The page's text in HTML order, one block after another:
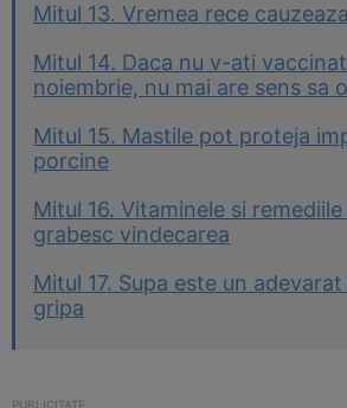
Mitul 13. Vremea rece
Mitul 14. Daca nu v-ati
noiembrie, nu mai are sens sa
Mitul 15. Mastile pot proteja
porcine
Mitul 16. Vitaminele si
grabesc vindecarea
Mitul 17. Supa este un
gripa